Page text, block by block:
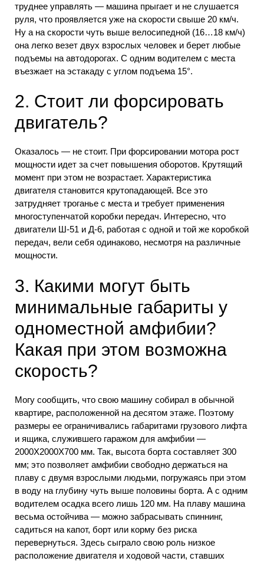
труднее управлять — машина прыгает и не слушается
руля, что проявляется уже на скорости свыше 20 км/ч.
Ну а на скорости чуть выше велосипедной (16…18 км/ч)
она легко везет двух взрослых человек и берет любые
подъемы на автодорогах. С одним водителем с места
въезжает на эстакаду с углом подъема 15°.
2. Стоит ли форсировать
двигатель?
Оказалось — не стоит. При форсировании мотора рост
мощности идет за счет повышения оборотов. Крутящий
момент при этом не возрастает. Характеристика
двигателя становится крутопадающей. Все это
затрудняет троганье с места и требует применения
многоступенчатой коробки передач. Интересно, что
двигатели Ш-51 и Д-6, работая с одной и той же коробкой
передач, вели себя одинаково, несмотря на различные
мощности.
3. Какими могут быть
минимальные габариты у
одноместной амфибии?
Какая при этом возможна
скорость?
Могу сообщить, что свою машину собирал в обычной
квартире, расположенной на десятом этаже. Поэтому
размеры ее ограничивались габаритами грузового лифта
и ящика, служившего гаражом для амфибии —
2000X2000X700 мм. Так, высота борта составляет 300
мм; это позволяет амфибии свободно держаться на
плаву с двумя взрослыми людьми, погружаясь при этом
в воду на глубину чуть выше половины борта. А с одним
водителем осадка всего лишь 120 мм. На плаву машина
весьма остойчива — можно забрасывать спиннинг,
садиться на капот, борт или корму без риска
перевернуться. Здесь сыграло свою роль низкое
расположение двигателя и ходовой части, ставших